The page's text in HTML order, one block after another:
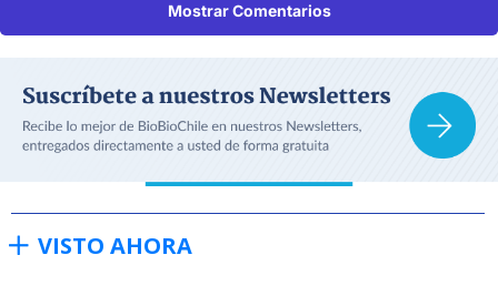
Mostrar Comentarios
VISTO AHORA